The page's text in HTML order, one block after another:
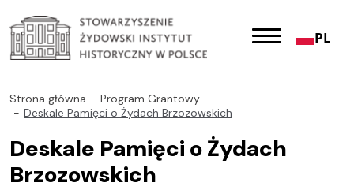
PL
Strona główna
Program Grantowy
Deskale Pamięci o Żydach Brzozowskich
Deskale Pamięci o Żydach
Brzozowskich